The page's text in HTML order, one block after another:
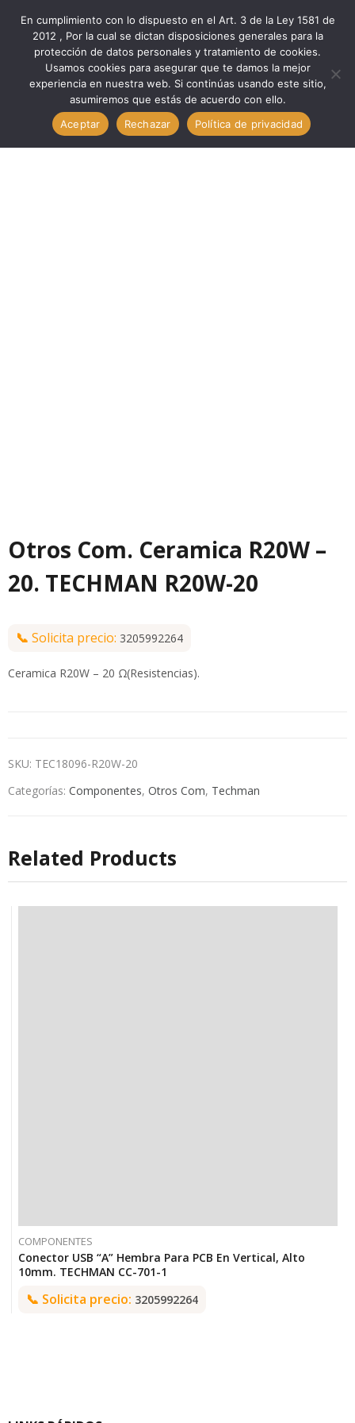
Componentes
Otros Com
Otros Com. Ceramica R20W – 20. TECHMAN R20W-20
Otros Com. Ceramica R20W –
20. TECHMAN R20W-20
📞 Solicita precio: 3205992264
Ceramica R20W – 20 Ω(Resistencias).
SKU: TEC18096-R20W-20
Categorías: Componentes, Otros Com, Techman
Related Products
COMPONENTES
Conector USB “A” Hembra Para PCB En Vertical, Alto
10mm. TECHMAN CC-701-1
📞 Solicita precio: 3205992264
En cumplimiento con lo dispuesto en el Art. 3 de la Ley 1581 de
2012 , Por la cual se dictan disposiciones generales para la
protección de datos personales y tratamiento de cookies.
Usamos cookies para asegurar que te damos la mejor
experiencia en nuestra web. Si continúas usando este sitio,
asumiremos que estás de acuerdo con ello.
Aceptar
Rechazar Política de privacidad